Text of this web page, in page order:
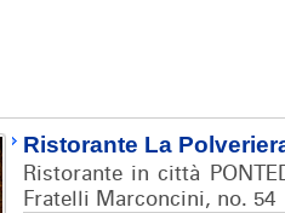
Ristorante La
Ristorante in città
Fratelli Marconcini, no. 54